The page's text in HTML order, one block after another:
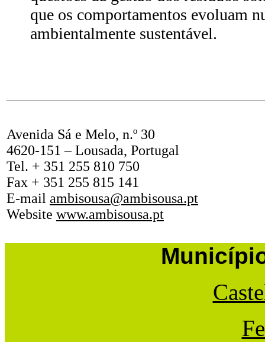
que os comportamentos evoluam
ambientalmente sustentável.
Avenida Sá e Melo, n.º 30
4620-151 – Lousada, Portugal
Tel. + 351 255 810 750
Fax + 351 255 815 141
E-mail ambisousa@ambisousa.pt
Website www.ambisousa.pt